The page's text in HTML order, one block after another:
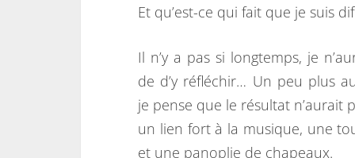
Et qu’est-ce qui fait que je suis
Il n’y a pas si longtemps, je
de d’y réfléchir… Un peu plus
je pense que le résultat n’aurait
un lien fort à la musique, une
et une panoplie de chapeaux.